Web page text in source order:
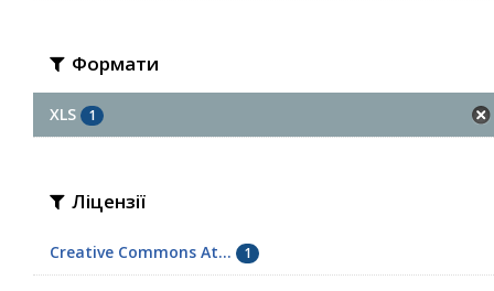
Формати
XLS 1
Ліцензії
Creative Commons At... 1